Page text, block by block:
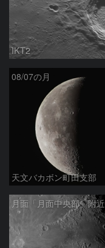
IKT2
08/07の月
天文バカボン町田支部
月面「月面中央部」附近